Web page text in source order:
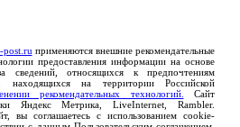
post.ru применяются внешние рекомендательные
предоставления информации на основе
сведений, относящихся к предпочтениям
находящихся на территории Российской
рекомендательных технологий.
Сайт
Яндекс Метрика, LiveInternet, Rambler.
вы соглашаетесь с использованием cookie-